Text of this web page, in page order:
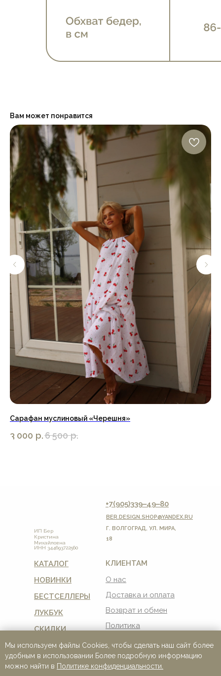
Вам может понравится
Сарафан муслиновый «Черешня»
3 000 р.6 500 р.
Пользовательское
соглашение
Реквизиты
Политика
конфиденциальности
Возврат и обмен
Доставка и оплата
О нас
КЛИЕНТАМ
СКИДКИ
ЛУКБУК
БЕСТСЕЛЛЕРЫ
НОВИНКИ
КАТАЛОГ
BER.DESIGN.SHOP@YANDEX.RU
Г. ВОЛГОГРАД, УЛ. МИРА,
18
+7(905)339‒49‒80
ИНН 344693722560
ИП Бер
Кристина
Михайловна
Мы используем файлы Cookies, чтобы сделать наш сайт более
удобным в использовании Более подробную информацию
можно найти в Политике конфиденциальности.